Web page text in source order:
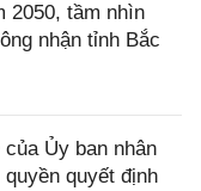
2050, tầm nhìn
nhận tỉnh Bắc
Ủy ban nhân
quyết định